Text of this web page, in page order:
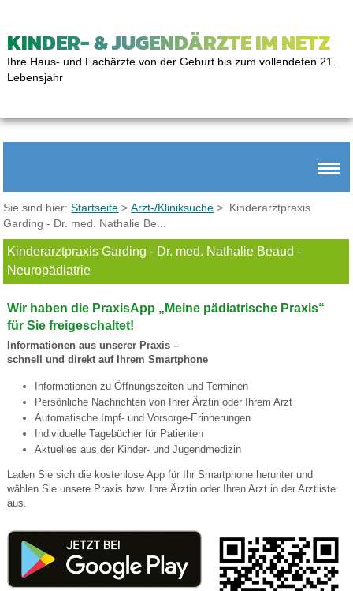
KINDER- & JUGENDÄRZTE IM NETZ
Ihre Haus- und Fachärzte von der Geburt bis zum vollendeten 21.
Lebensjahr
Sie sind hier:Startseite >Arzt-/Kliniksuche > Kinderarztpraxis
Garding - Dr. med. Nathalie Be...
Kinderarztpraxis Garding - Dr. med. Nathalie Beaud -
Neuropädiatrie
Wir haben die PraxisApp „Meine pädiatrische Praxis“
für Sie freigeschaltet!
Informationen aus unserer Praxis –
schnell und direkt auf Ihrem Smartphone
Informationen zu Öffnungszeiten und Terminen
Persönliche Nachrichten von Ihrer Ärztin oder Ihrem Arzt
Automatische Impf- und Vorsorge-Erinnerungen
Individuelle Tagebücher für Patienten
Aktuelles aus der Kinder- und Jugendmedizin
Laden Sie sich die kostenlose App für Ihr Smartphone herunter und
wählen Sie unsere Praxis bzw. Ihre Ärztin oder Ihren Arzt in der Arztliste
aus.